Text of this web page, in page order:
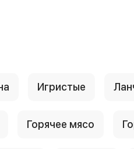
Игристые
Горячее мясо